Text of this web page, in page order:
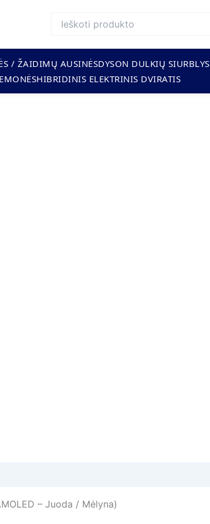
/ ŽAIDIMŲ AUSINĖSDYSON DULKIŲ SIURBLYS
HIBRIDINIS ELEKTRINIS DVIRATIS
– Juoda / Mėlyna)